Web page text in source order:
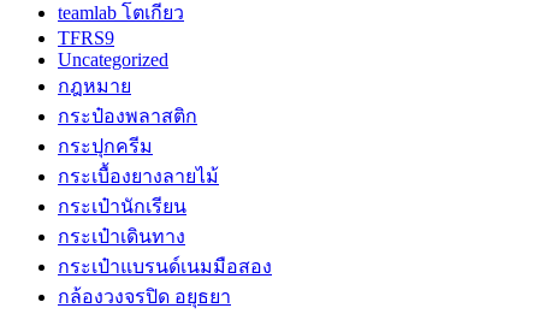
teamlab โตเกียว
TFRS9
Uncategorized
กฎหมาย
กระป๋องพลาสติก
กระปุกครีม
กระเบื้องยางลายไม้
กระเป๋านักเรียน
กระเป๋าเดินทาง
กระเป๋าแบรนด์เนมมือสอง
กล้องวงจรปิด อยุธยา